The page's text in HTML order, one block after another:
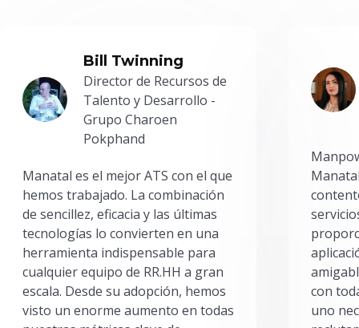
Bill Twinning
Director de Recursos de
Talento y Desarrollo -
Grupo Charoen
Pokphand
Manatal es el mejor ATS con el que
hemos trabajado. La combinación
de sencillez, eficacia y las últimas
tecnologías lo convierten en una
herramienta indispensable para
cualquier equipo de RR.HH a gran
escala. Desde su adopción, hemos
visto un enorme aumento en todas
con
uno